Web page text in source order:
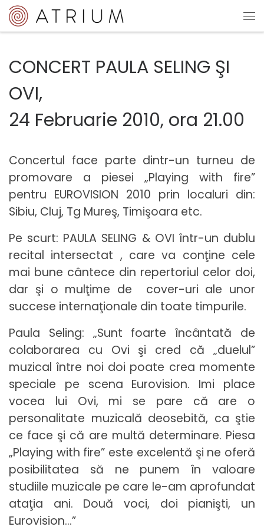
Sari la conținut
CONCERT PAULA SELING ŞI
OVI,
24 Februarie 2010, ora 21.00
Concertul face parte dintr-un turneu de
promovare a piesei „Playing with fire”
pentru EUROVISION 2010 prin localuri din:
Sibiu, Cluj, Tg Mureş, Timişoara etc.
Pe scurt: PAULA SELING & OVI într-un dublu
recital intersectat , care va conţine cele
mai bune cântece din repertoriul celor doi,
dar şi o mulţime de cover-uri ale unor
succese internaţionale din toate timpurile.
Paula Seling: „Sunt foarte încântată de
colaborarea cu Ovi şi cred că „duelul”
muzical între noi doi poate crea momente
speciale pe scena Eurovision. Imi place
vocea lui Ovi, mi se pare că are o
personalitate muzicală deosebită, ca ştie
ce face şi că are multă determinare. Piesa
„Playing with fire” este excelentă şi ne oferă
posibilitatea să ne punem în valoare
studiile muzicale pe care le-am aprofundat
ataţia ani. Două voci, doi pianişti, un
Eurovision…”